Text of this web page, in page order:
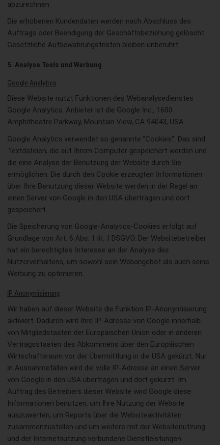
abzurechnen.
Die erhobenen Kundendaten werden nach Abschluss des
Auftrags oder Beendigung der Geschäftsbeziehung gelöscht.
Gesetzliche Aufbewahrungsfristen bleiben unberührt.
5. Analyse Tools und Werbung
Google Analytics
Diese Website nutzt Funktionen des Webanalysedienstes
Google Analytics. Anbieter ist die Google Inc., 1600
Amphitheatre Parkway, Mountain View, CA 94043, USA.
Google Analytics verwendet so genannte "Cookies". Das sind
Textdateien, die auf Ihrem Computer gespeichert werden und
die eine Analyse der Benutzung der Website durch Sie
ermöglichen. Die durch den Cookie erzeugten Informationen
über Ihre Benutzung dieser Website werden in der Regel an
einen Server von Google in den USA übertragen und dort
gespeichert.
Die Speicherung von Google-Analytics-Cookies erfolgt auf
Grundlage von Art. 6 Abs. 1 lit. f DSGVO. Der Websitebetreiber
hat ein berechtigtes Interesse an der Analyse des
Nutzerverhaltens, um sowohl sein Webangebot als auch seine
Werbung zu optimieren.
IP Anonymisierung
Wir haben auf dieser Website die Funktion IP-Anonymisierung
aktiviert. Dadurch wird Ihre IP-Adresse von Google innerhalb
von Mitgliedstaaten der Europäischen Union oder in anderen
Vertragsstaaten des Abkommens über den Europäischen
Wirtschaftsraum vor der Übermittlung in die USA gekürzt. Nur
in Ausnahmefällen wird die volle IP-Adresse an einen Server
von Google in den USA übertragen und dort gekürzt. Im
Auftrag des Betreibers dieser Website wird Google diese
Informationen benutzen, um Ihre Nutzung der Website
auszuwerten, um Reports über die Websiteaktivitäten
zusammenzustellen und um weitere mit der Websitenutzung
und der Internetnutzung verbundene Dienstleistungen